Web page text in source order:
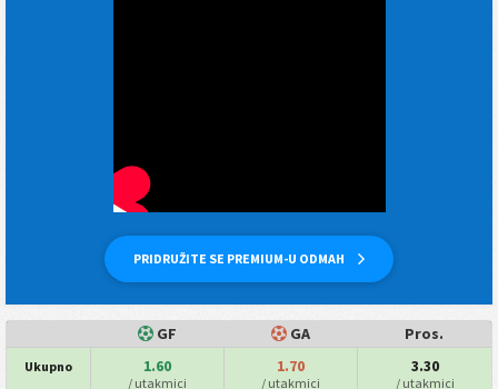
PRIDRUŽITE SE PREMIUM-U ODMAH
GF GA Pros.
Ukupno 1.60
/ utakmici
1.70
/ utakmici
3.30
/ utakmici